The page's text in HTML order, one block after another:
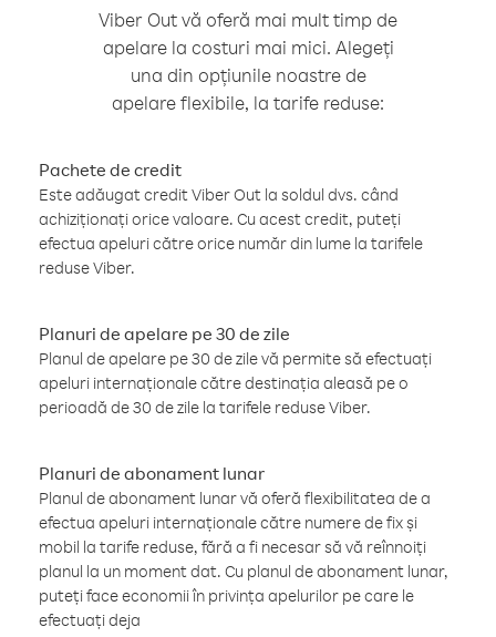
Viber Out vă oferă mai mult timp de
apelare la costuri mai mici. Alegeți
una din opțiunile noastre de
apelare flexibile, la tarife reduse:
Pachete de credit
Este adăugat credit Viber Out la soldul dvs. când
achiziționați orice valoare. Cu acest credit, puteți
efectua apeluri către orice număr din lume la tarifele
reduse Viber.
Planuri de apelare pe 30 de zile
Planul de apelare pe 30 de zile vă permite să efectuați
apeluri internaționale către destinația aleasă pe o
perioadă de 30 de zile la tarifele reduse Viber.
Planuri de abonament lunar
Planul de abonament lunar vă oferă flexibilitatea de a
efectua apeluri internaționale către numere de fix și
mobil la tarife reduse, fără a fi necesar să vă reînnoiți
planul la un moment dat. Cu planul de abonament lunar,
puteți face economii în privința apelurilor pe care le
efectuați deja